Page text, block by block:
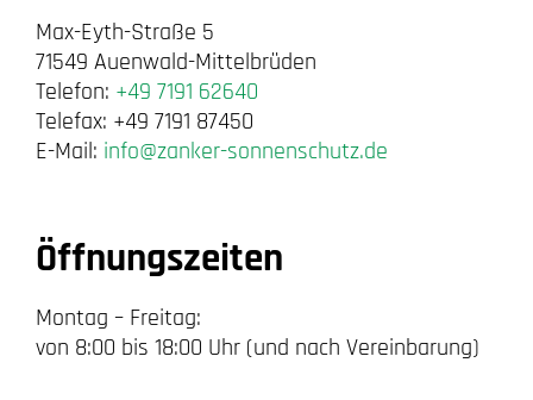
Max-Eyth-Straße 5
71549 Auenwald-Mittelbrüden
Telefon: +49 7191 62640
Telefax: +49 7191 87450
E-Mail: info@zanker-sonnenschutz.de
Öffnungszeiten
Montag – Freitag:
von 8:00 bis 18:00 Uhr (und nach Vereinbarung)